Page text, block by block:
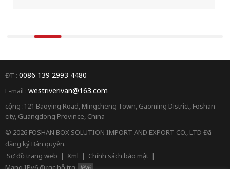
ĐT : 0086 139 2993 4480
E-mail : westriverivan@163.com
cộng :121 Baoying Road, Mingcheng Town, Gaoming District, Foshan
city, Guangdong Province, China
© 2026 FOSHAN BOX SOLUTION IMPORT AND EXPORT CO., LTD Đã
đăng ký Bản quyền.
Sơ đồ trang web | Xml | Chính sách bảo mật |